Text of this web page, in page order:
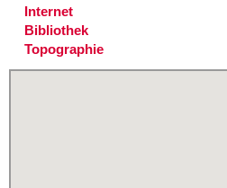
Internet
Bibliothek
Topographie